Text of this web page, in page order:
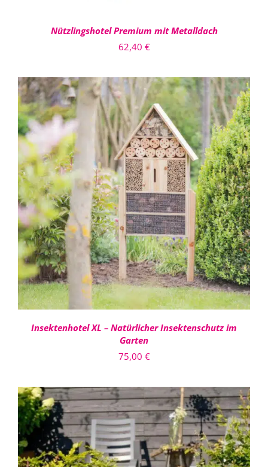
Nützlingshotel Premium mit Metalldach
62,40 €
IN DEN WARENKORB
/
DETAILS
Insektenhotel XL – Natürlicher Insektenschutz im
Garten
75,00 €